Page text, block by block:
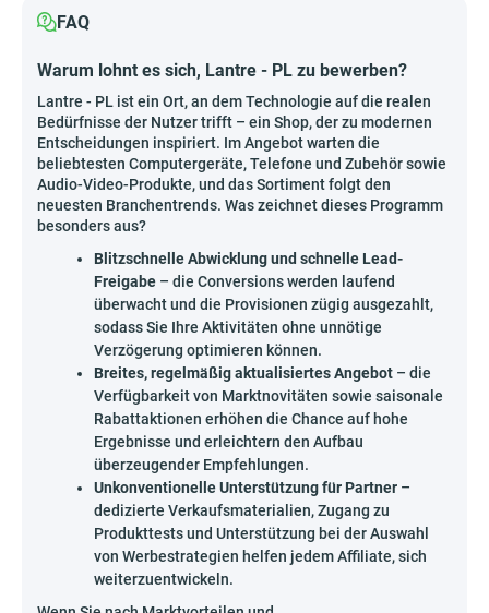
FAQ
Warum lohnt es sich, Lantre - PL zu bewerben?
Lantre - PL ist ein Ort, an dem Technologie auf die realen
Bedürfnisse der Nutzer trifft – ein Shop, der zu modernen
Entscheidungen inspiriert. Im Angebot warten die
beliebtesten Computergeräte, Telefone und Zubehör sowie
Audio-Video-Produkte, und das Sortiment folgt den
neuesten Branchentrends. Was zeichnet dieses Programm
besonders aus?
Blitzschnelle Abwicklung und schnelle Lead-
Freigabe – die Conversions werden laufend
überwacht und die Provisionen zügig ausgezahlt,
sodass Sie Ihre Aktivitäten ohne unnötige
Verzögerung optimieren können.
Breites, regelmäßig aktualisiertes Angebot – die
Verfügbarkeit von Marktnovitäten sowie saisonale
Rabattaktionen erhöhen die Chance auf hohe
Ergebnisse und erleichtern den Aufbau
überzeugender Empfehlungen.
Unkonventionelle Unterstützung für Partner –
dedizierte Verkaufsmaterialien, Zugang zu
Produkttests und Unterstützung bei der Auswahl
von Werbestrategien helfen jedem Affiliate, sich
weiterzuentwickeln.